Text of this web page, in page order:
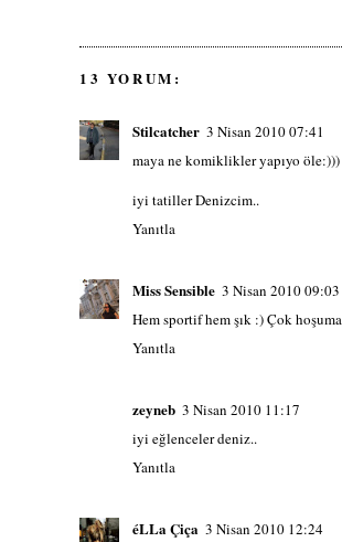
13 YORUM:
Stilcatcher 3 Nisan 2010 07:41
maya ne komiklikler yapıyo öle:)))
iyi tatiller Denizcim..
Yanıtla
Miss Sensible 3 Nisan 2010 09:03
Hem sportif hem şık :) Çok
Yanıtla
zeyneb 3 Nisan 2010 11:17
iyi eğlenceler deniz..
Yanıtla
éLLa Çiça 3 Nisan 2010 12:24